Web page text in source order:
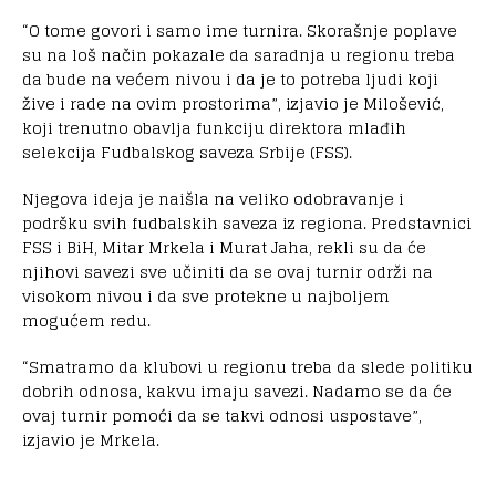
“O tome govori i samo ime turnira. Skorašnje poplave
su na loš način pokazale da saradnja u regionu treba
da bude na većem nivou i da je to potreba ljudi koji
žive i rade na ovim prostorima”, izjavio je Milošević,
koji trenutno obavlja funkciju direktora mlađih
selekcija Fudbalskog saveza Srbije (FSS).
Njegova ideja je naišla na veliko odobravanje i
podršku svih fudbalskih saveza iz regiona. Predstavnici
FSS i BiH, Mitar Mrkela i Murat Jaha, rekli su da će
njihovi savezi sve učiniti da se ovaj turnir održi na
visokom nivou i da sve protekne u najboljem
mogućem redu.
“Smatramo da klubovi u regionu treba da slede politiku
dobrih odnosa, kakvu imaju savezi. Nadamo se da će
ovaj turnir pomoći da se takvi odnosi uspostave”,
izjavio je Mrkela.